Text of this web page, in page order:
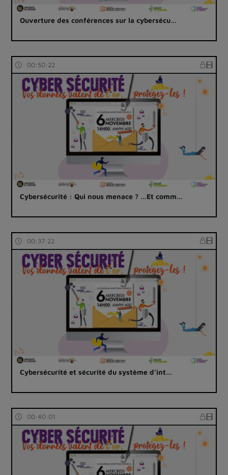
Ouverture des conférences sur la cybersécu…
00:50:22
Cybersécurité : Qui nous menace ? …Et comm…
00:37:22
Cybersécurité et sécurité du système d’int…
00:40:01